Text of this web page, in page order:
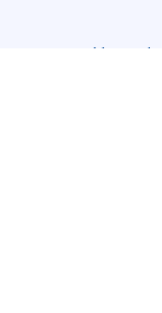
Ver todo